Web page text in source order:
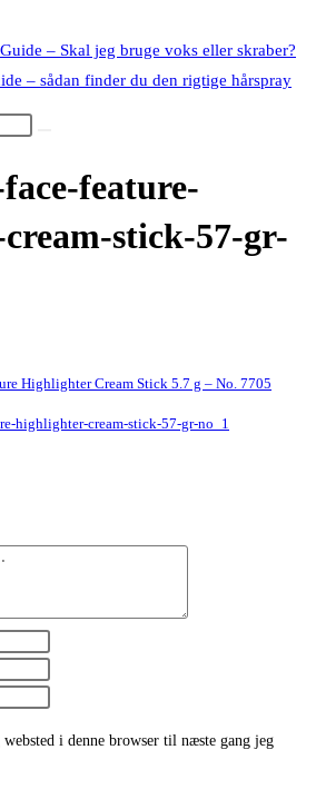
– Skal jeg bruge voks eller skraber?
– sådan finder du den rigtige hårspray
feature-
stick-57-gr-
Highlighter Cream Stick 5.7 g – No. 7705
highlighter-cream-stick-57-gr-no_1
i denne browser til næste gang jeg